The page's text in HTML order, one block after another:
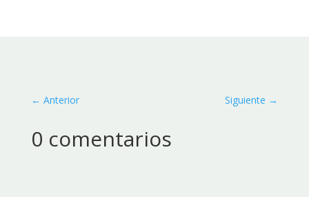
← Anterior Siguiente →
0 comentarios